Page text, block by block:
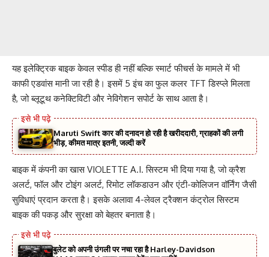
यह इलेक्ट्रिक बाइक केवल स्पीड ही नहीं बल्कि स्मार्ट फीचर्स के मामले में भी
काफी एडवांस मानी जा रही है। इसमें 5 इंच का फुल कलर TFT डिस्प्ले मिलता
है, जो ब्लूटूथ कनेक्टिविटी और नेविगेशन सपोर्ट के साथ आता है।
Maruti Swift कार की दनादन हो रही है खरीददारी, ग्राहकों की लगी
भीड़, कीमत मात्र इतनी, जल्दी करें
बाइक में कंपनी का खास VIOLETTE A.I. सिस्टम भी दिया गया है, जो क्रैश
अलर्ट, फॉल और टोइंग अलर्ट, रिमोट लॉकडाउन और एंटी-कोलिजन वॉर्निंग जैसी
सुविधाएं प्रदान करता है। इसके अलावा 4-लेवल ट्रैक्शन कंट्रोल सिस्टम
बाइक की पकड़ और सुरक्षा को बेहतर बनाता है।
बुलेट को अपनी उंगली पर नचा रहा है Harley-Davidson